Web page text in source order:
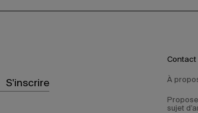
S'inscrire
Contact
À
sujet